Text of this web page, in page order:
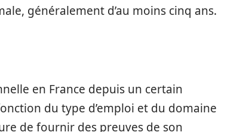
généralement d’au moins cinq ans.
en France depuis un certain
du type d’emploi et du domaine
de fournir des preuves de son